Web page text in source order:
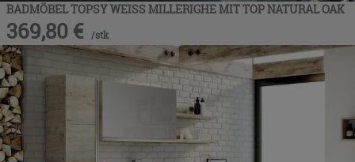
BADMÖBEL TOPSY WEISS MILLERIGHE MIT TOP NATURAL OAK
369,80 € /stk